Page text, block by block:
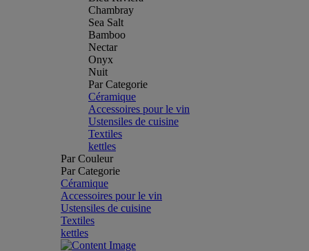
Chambray
Sea Salt
Bamboo
Nectar
Onyx
Nuit
Par Categorie
Céramique
Accessoires pour le vin
Ustensiles de cuisine
Textiles
kettles
Par Couleur
Par Categorie
Céramique
Accessoires pour le vin
Ustensiles de cuisine
Textiles
kettles